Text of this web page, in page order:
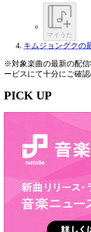
マイうた
キムジョングクの
※対象楽曲の最新の配
ービスにて十分にご確
PICK UP